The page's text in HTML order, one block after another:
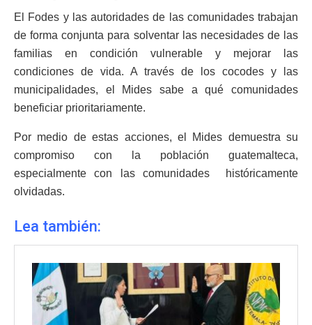
El Fodes y las autoridades de las comunidades trabajan
de forma conjunta para solventar las necesidades de las
familias en condición vulnerable y mejorar las
condiciones de vida. A través de los cocodes y las
municipalidades, el Mides sabe a qué comunidades
beneficiar prioritariamente.
Por medio de estas acciones, el Mides demuestra su
compromiso con la población guatemalteca,
especialmente con las comunidades históricamente
olvidadas.
Lea también: